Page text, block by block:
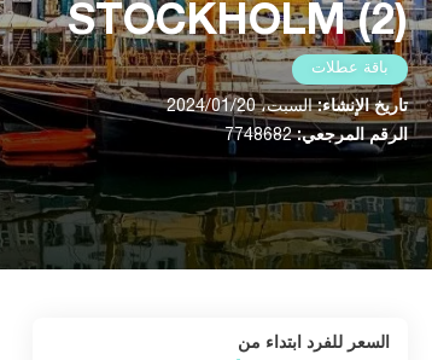
STOCKHOLM (2)
باقة عطلات
تاريخ الإنشاء:السبت، 2024/01/20
الرقم المرجعي:7748682
السعر للفرد ابتداء من